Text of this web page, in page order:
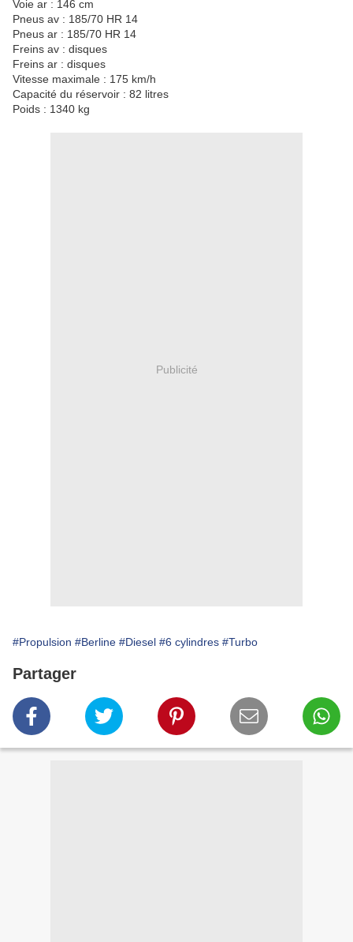
Voie ar : 146 cm
Pneus av : 185/70 HR 14
Pneus ar : 185/70 HR 14
Freins av : disques
Freins ar : disques
Vitesse maximale : 175 km/h
Capacité du réservoir : 82 litres
Poids : 1340 kg
Publicité
#Propulsion #Berline #Diesel #6 cylindres #Turbo
Partager